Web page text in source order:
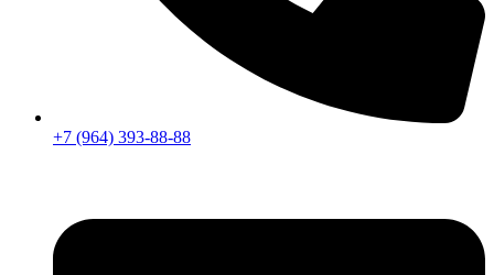
+7 (964) 393-88-88